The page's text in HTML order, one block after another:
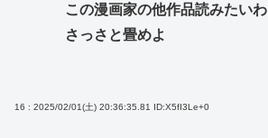
この漫画家の他作品読みたいわ
さっさと畳めよ
16 : 2025/02/01(土) 20:36:35.81 ID:X5fI3Le+0